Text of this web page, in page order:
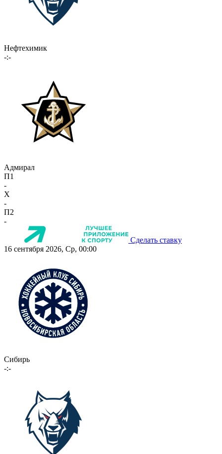
Нефтехимик
-:-
Адмирал
П1
-
X
-
П2
-
Сделать ставку
16 сентября 2026, Ср, 00:00
Сибирь
-:-